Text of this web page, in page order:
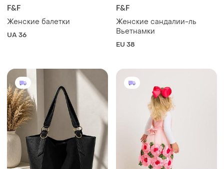
F&F
Женские балетки
UA 36
F&F
Женские сандалии-ль
Вьетнамки
EU 38